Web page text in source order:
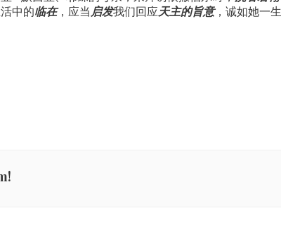
中的临在，应当 启发我们回应天主的旨意，诚如她一